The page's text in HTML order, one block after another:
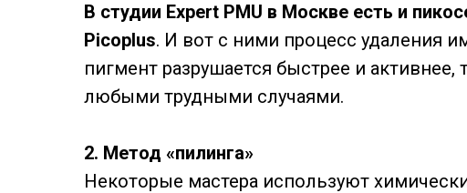
В студии Expert PMU в Москве есть и
Picoplus. И вот с ними процесс удаления
пигмент разрушается быстрее и активнее,
любыми трудными случаями.
2. Метод «пилинга»
Некоторые мастера используют